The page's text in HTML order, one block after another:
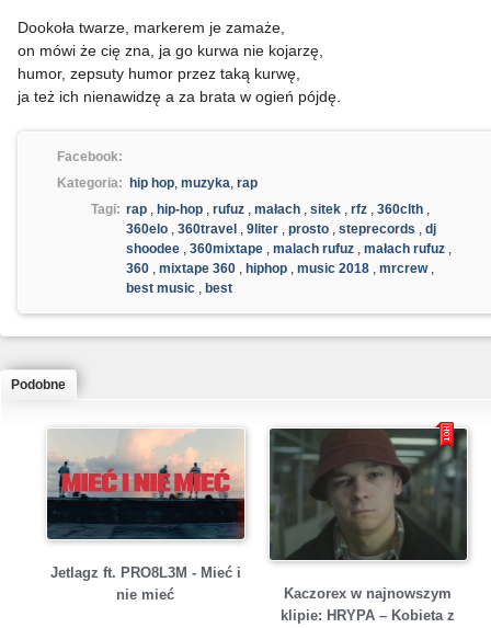
Dookoła twarze, markerem je zamaże,
on mówi że cię zna, ja go kurwa nie kojarzę,
humor, zepsuty humor przez taką kurwę,
ja też ich nienawidzę a za brata w ogień pójdę.
Facebook:
Kategoria: hip hop muzyka rap
Tagi: rap hip-hop rufuz małach sitek rfz 360clth
360elo
360travel 9liter prosto steprecords
dj
shoodee
360mixtape malach rufuz małach rufuz
360
mixtape 360 hiphop music 2018 mrcrew,
best music
best
Podobne
Jetlagz ft. PRO8L3M - Mieć i
nie mieć
Kaczorex w najnowszym
klipie: HRYPA – Kobieta z